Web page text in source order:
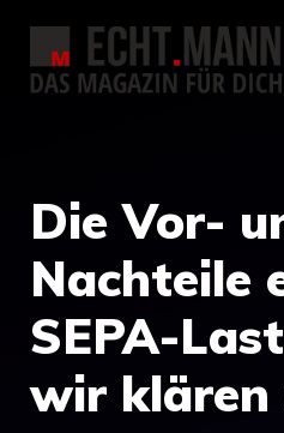
Inhalt
springen
Die Vor-
Nachteile
SEPA-
wir klären